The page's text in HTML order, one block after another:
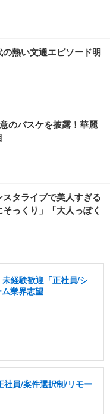
熱い文通エピソード明
のバスケを披露！華麗
タライブで美人すぎる
っくり」「大人っぽく
経験歓迎「正社員/シ
業界志望
社員/案件選択制/リモー